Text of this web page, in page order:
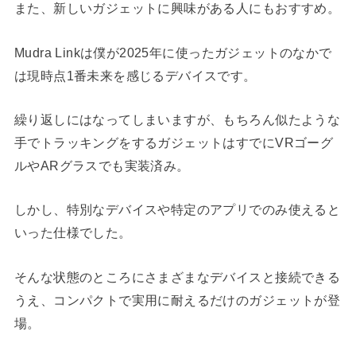
また、新しいガジェットに興味がある人にもおすすめ。
Mudra Linkは僕が2025年に使ったガジェットのなかで
は現時点1番未来を感じるデバイスです。
繰り返しにはなってしまいますが、もちろん似たような
手でトラッキングをするガジェットはすでにVRゴーグ
ルやARグラスでも実装済み。
しかし、特別なデバイスや特定のアプリでのみ使えると
いった仕様でした。
そんな状態のところにさまざまなデバイスと接続できる
うえ、コンパクトで実用に耐えるだけのガジェットが登
場。